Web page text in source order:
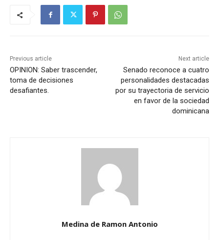
Previous article
OPINION: Saber trascender,
toma de decisiones
desafiantes.
Next article
Senado reconoce a cuatro
personalidades destacadas
por su trayectoria de servicio
en favor de la sociedad
dominicana
Medina de Ramon Antonio